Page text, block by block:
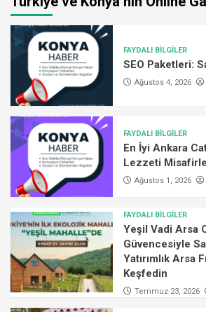
FAYDALI BİLGİLER
SEO Paketleri:
Ağustos 4, 2026
FAYDALI BİLGİLER
En İyi Ankara
Lezzeti
Ağustos 1, 2026
FAYDALI BİLGİLER
Yeşil Vadi Arsa
Güvencesiyle
Yatırımlık Arsa
Keşfedin
Temmuz 23, 2026